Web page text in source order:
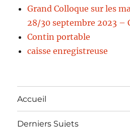
Grand Colloque sur les
28/30 septembre 2023 –
Contin portable
caisse enregistreuse
Accueil
Derniers Sujets